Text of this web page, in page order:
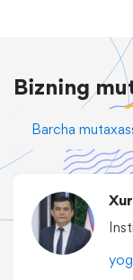
Bizning
Barcha